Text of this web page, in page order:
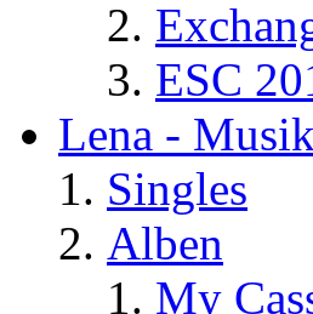
ESC
Lena - Musik
Singles
Alben
My